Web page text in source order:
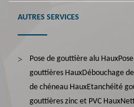
AUTRES SERVICES
Pose de gouttière alu Haux
gouttières HauxDébouchage
de chéneau HauxEtanchéité
gouttières zinc et PVC Haux